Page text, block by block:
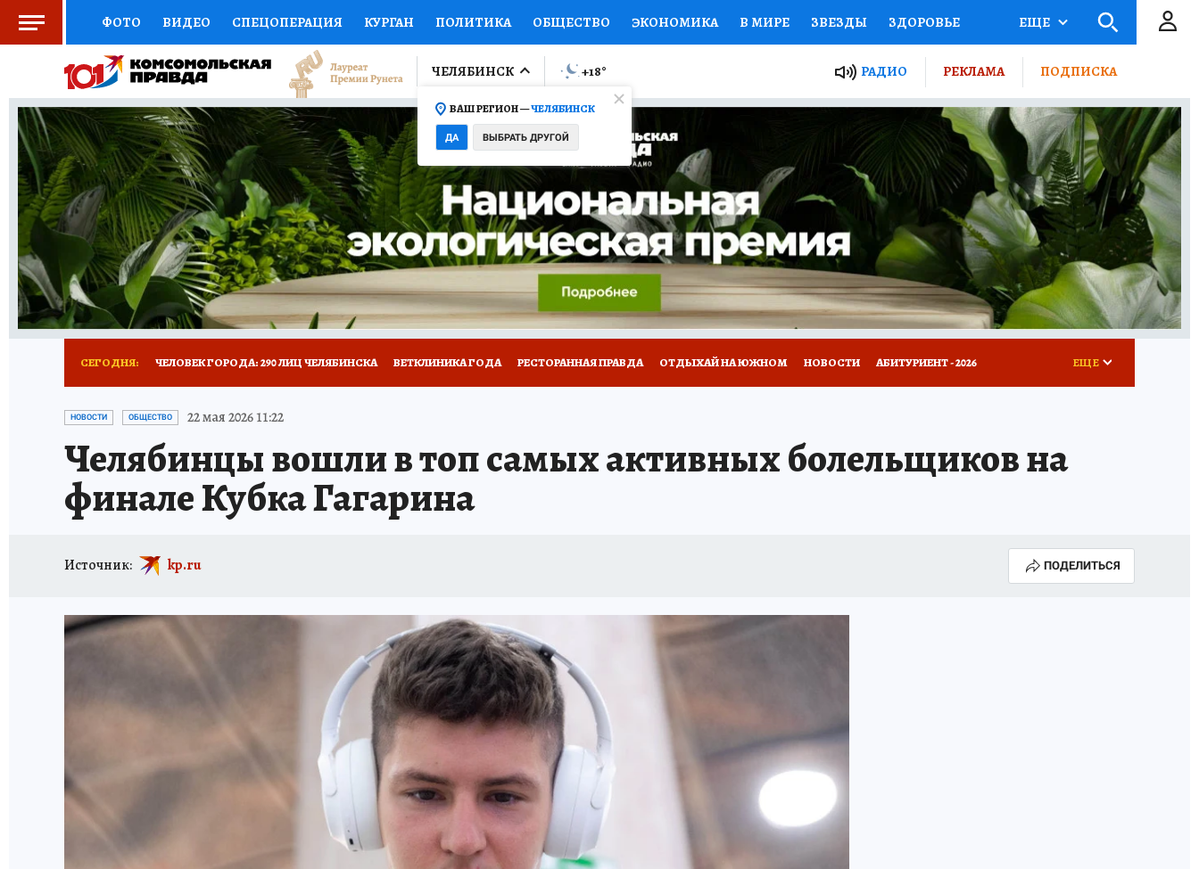
ФОТО ВИДЕО СПЕЦОПЕРАЦИЯ КУРГАН ПОЛИТИКА ОБЩЕСТВО ЭКОНОМИКА В МИРЕ ЗВЕЗДЫ ЗДОРОВЬЕ
СОЦПОДДЕРЖКА НАУКА СПОРТ КОЛУМНИСТЫ ПРОИСШЕСТВИЯ НАЦИОНАЛЬНЫЕ ПРОЕКТЫ РОССИИ
ВЫБОР ЭКСПЕРТОВ ДОКТОР ФИНАНСЫ ОТКРЫВАЕМ МИР Я ЗНАЮ СЕМЬЯ ЖЕНСКИЕ СЕКРЕТЫ ПУТЕВОДИТЕЛЬ
КНИЖНАЯ ПОЛКА ПРОГНОЗЫ НА СПОРТ ПРОМОКОДЫ СЕРИАЛЫ СПЕЦПРОЕКТЫ ДЕФИЦИТ ЖЕЛЕЗА ТУРИЗМ
ПРЕСС-ЦЕНТР НЕДВИЖИМОСТЬ ТЕЛЕВИЗОР КОЛЛЕКЦИИ КОНКУРСЫ РАБОТА У НАС ГИД ПОТРЕБИТЕЛЯ ВСЕ О КП
РАДИО КП ТЕСТЫ НОВОЕ НА САЙТЕ
ЕЩЕ
ЧЕЛЯБИНСК
ВАШ РЕГИОН —ЧЕЛЯБИНСК
ДА ВЫБРАТЬ ДРУГОЙ
+18° РАДИО РЕКЛАМА ПОДПИСКА
СЕГОДНЯ: ЧЕЛОВЕК ГОРОДА: 290 ЛИЦ ЧЕЛЯБИНСКА ВЕТКЛИНИКА ГОДА РЕСТОРАННАЯ ПРАВДА ОТДЫХАЙ НА ЮЖНОМ НОВОСТИ АБИТУРИЕНТ - 2026
КАРЬЕРА В КАРЬЕРЕ БИТВА ЗА ДУМУ
ВОЕНКОРЫ КП АВИА УКРАИНА: СВОДКА ДНЕВНИК ПЕРВЫХ ТАКАЯ НАУКА КП В МАХ ГЕРОИ ЮЖНОГО УРАЛА ЗАДАЙ ВОПРОС ГАИ
БУДНИ ТАНКОГРАДА НАВИГАТОР ГАИ ОТДЫХ В РОССИИ
ФЕСТИВАЛЬНАЯ АЗБУКА
ЦЕНЫ В ЧЕЛЯБИНСКЕ МАЛЕНЬКИЙ ЧЕМПИОН
ЕЩЕ
НОВОСТИ ОБЩЕСТВО 22 мая 2026 11:22
Челябинцы вошли в топ самых активных болельщиков на
финале Кубка Гагарина
Источник: kp.ru ПОДЕЛИТЬСЯ